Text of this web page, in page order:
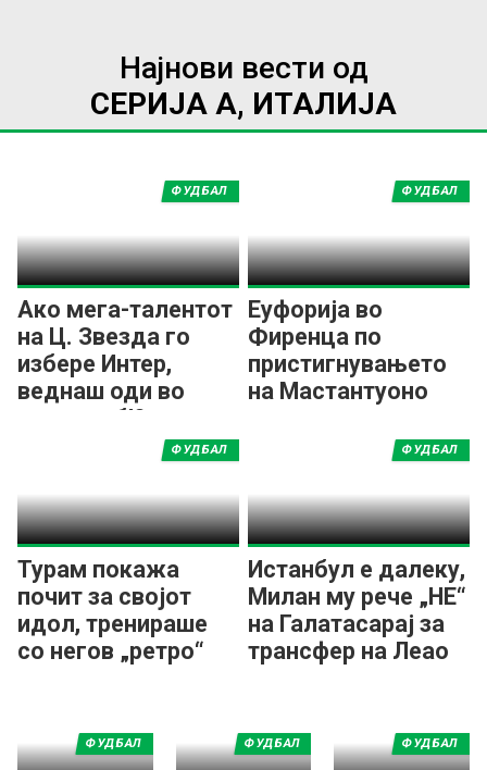
Најнови вести од
СЕРИЈА А, ИТАЛИЈА
Ако мега-талентот
на Ц. Звезда го
избере Интер,
веднаш оди во
друг клуб!?
ФУДБАЛ
Еуфорија во
Фиренца по
пристигнувањето
на Мастантуоно
ФУДБАЛ
Турам покажа
почит за својот
идол, тренираше
со негов „ретро“
ФУДБАЛ
Истанбул е далеку,
Милан му рече „НЕ“
на Галатасарај за
трансфер на Леао
ФУДБАЛ
ФУДБАЛ ФУДБАЛ ФУДБАЛ